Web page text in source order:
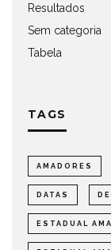
Resultados
Sem categoria
Tabela
TAGS
AMADORES
DATAS
ESTADUAL